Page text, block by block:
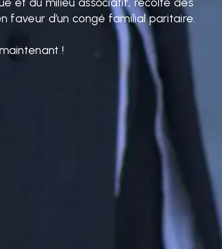
faveur d’un congé familial paritaire.
!
façonnons l’avenir – chaque petit